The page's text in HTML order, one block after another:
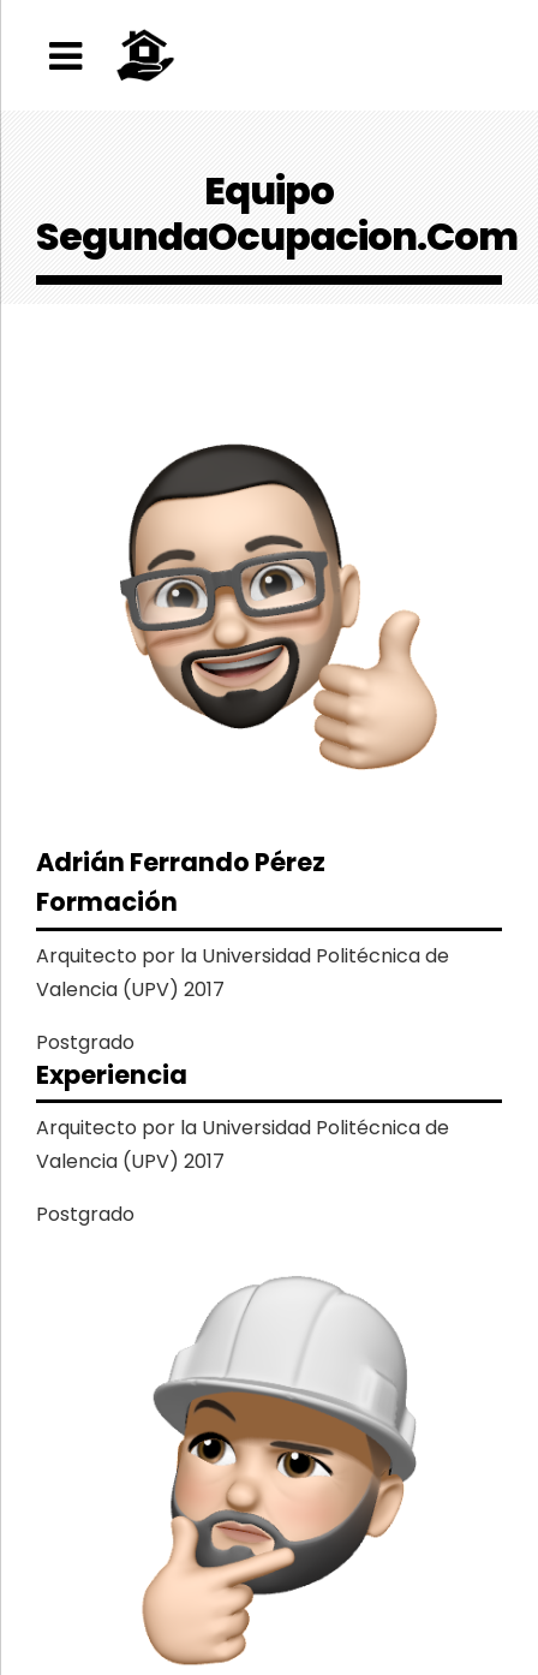
Equipo
SegundaOcupacion.Com
Adrián Ferrando Pérez
Formación
Arquitecto por la Universidad Politécnica de
Valencia (UPV) 2017
Postgrado
Experiencia
Arquitecto por la Universidad Politécnica de
Valencia (UPV) 2017
Postgrado